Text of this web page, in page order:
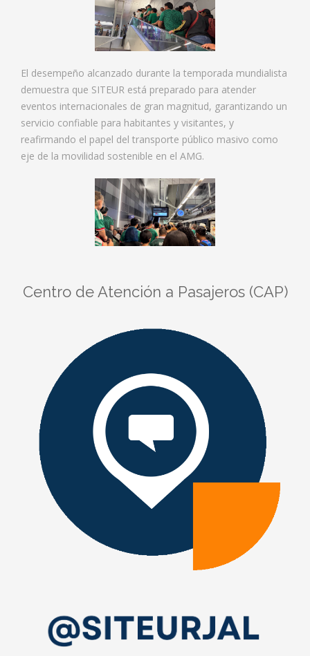
El desempeño alcanzado durante la temporada mundialista
demuestra que SITEUR está preparado para atender
eventos internacionales de gran magnitud, garantizando un
servicio confiable para habitantes y visitantes, y
reafirmando el papel del transporte público masivo como
eje de la movilidad sostenible en el AMG.
Centro de Atención a Pasajeros (CAP)